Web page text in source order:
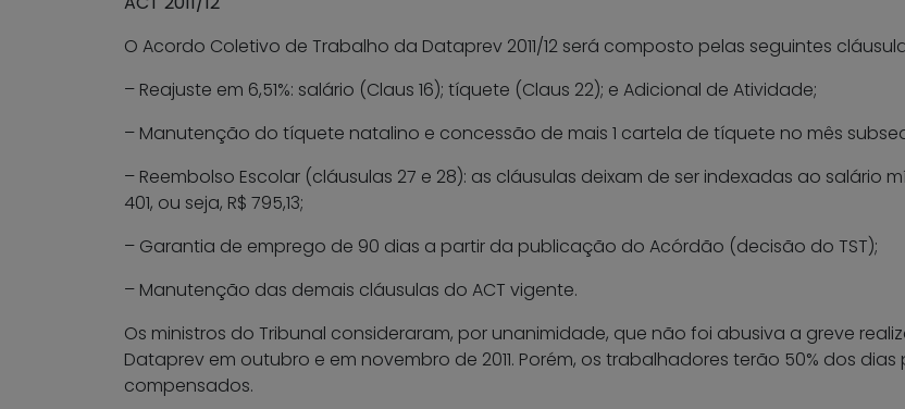
O Acordo Coletivo de Trabalho da Dataprev 2011/12 será composto pelas seguintes
– Reajuste em 6,51%: salário (Claus 16); tíquete (Claus 22); e Adicional de Atividade;
– Manutenção do tíquete natalino e concessão de mais 1 cartela de tíquete no mês
– Reembolso Escolar (cláusulas 27 e 28): as cláusulas deixam de ser indexadas ao salário
401, ou seja, R$ 795,13;
– Garantia de emprego de 90 dias a partir da publicação do Acórdão (decisão do TST);
– Manutenção das demais cláusulas do ACT vigente.
Os ministros do Tribunal consideraram, por unanimidade, que não foi abusiva a greve
Dataprev em outubro e em novembro de 2011. Porém, os trabalhadores terão 50% dos
compensados.